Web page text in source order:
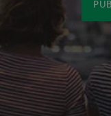
Nous ne